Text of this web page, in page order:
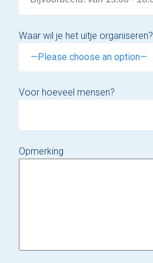
Waar wil je het uitje organiseren?
Voor hoeveel mensen?
Opmerking